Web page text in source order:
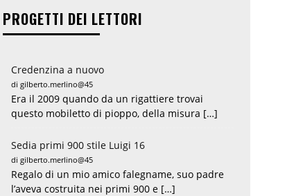
PROGETTI DEI LETTORI
Credenzina a nuovo
di gilberto.merlino@45
Era il 2009 quando da un rigattiere trovai
questo mobiletto di pioppo, della misura […]
Sedia primi 900 stile Luigi 16
di gilberto.merlino@45
Regalo di un mio amico falegname, suo padre
l’aveva costruita nei primi 900 e […]